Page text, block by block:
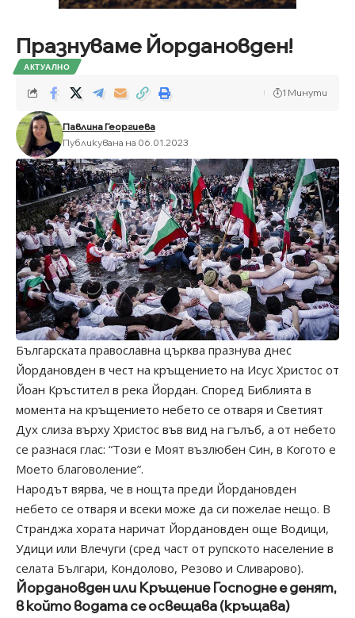
Празнуваме Йордановден!
АКТУАЛНО
Павлина Георгиева
Публикувана на 06.01.2023
1 Минути
Българската православна църква празнува днес
Йордановден в чест на кръщението на Исус Христос от
Йоан Кръстител в река Йордан. Според Библията в
момента на кръщението небето се отваря и Светият
Дух слиза върху Христос във вид на гълъб, а от небето
се разнася глас: “Този е Моят възлюбен Син, в Когото е
Моето благоволение”.
Народът вярва, че в нощта преди Йордановден
небето се отваря и всеки може да си пожелае нещо. В
Странджа хората наричат Йордановден още Водици,
Удици или Влечуги (сред част от рупското население в
селата Българи, Кондолово, Резово и Сливарово).
Йордановден или Кръщение Господне е денят,
в който водата се освещава (кръщава)